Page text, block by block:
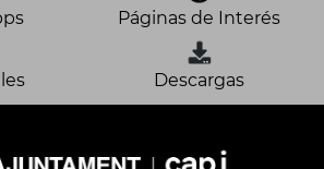
Páginas de Interés
Descargas